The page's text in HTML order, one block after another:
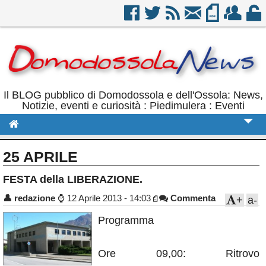
Il BLOG pubblico di Domodossola e dell'Ossola: News,
Notizie, eventi e curiosità : Piedimulera : Eventi
Politica
Eventi
Rubriche
Calendario
25 APRILE
FESTA della LIBERAZIONE.
👤 redazione ⌚ 12 Aprile 2013 - 14:03 Commenta a-
+
Programma
Ore 09,00: Ritrovo